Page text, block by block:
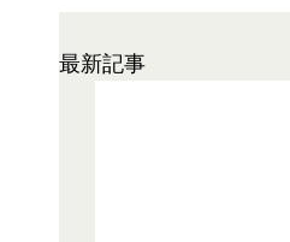
最新記事